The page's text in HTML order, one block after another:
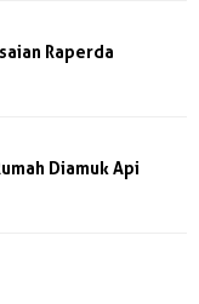
Raperda
Diamuk Api